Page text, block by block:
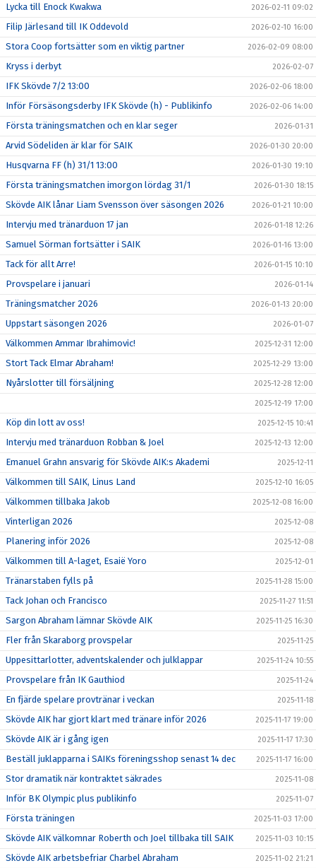
Lycka till Enock Kwakwa 2026-02-11 09:02
Filip Järlesand till IK Oddevold 2026-02-10 16:00
Stora Coop fortsätter som en viktig partner 2026-02-09 08:00
Kryss i derbyt 2026-02-07
IFK Skövde 7/2 13:00 2026-02-06 18:00
Inför Försäsongsderby IFK Skövde (h) - Publikinfo 2026-02-06 14:00
Första träningsmatchen och en klar seger 2026-01-31
Arvid Södeliden är klar för SAIK 2026-01-30 20:00
Husqvarna FF (h) 31/1 13:00 2026-01-30 19:10
Första träningsmatchen imorgon lördag 31/1 2026-01-30 18:15
Skövde AIK lånar Liam Svensson över säsongen 2026 2026-01-21 10:00
Intervju med tränarduon 17 jan 2026-01-18 12:26
Samuel Sörman fortsätter i SAIK 2026-01-16 13:00
Tack för allt Arre! 2026-01-15 10:10
Provspelare i januari 2026-01-14
Träningsmatcher 2026 2026-01-13 20:00
Uppstart säsongen 2026 2026-01-07
Välkommen Ammar Ibrahimovic! 2025-12-31 12:00
Stort Tack Elmar Abraham! 2025-12-29 13:00
Nyårslotter till försäljning 2025-12-28 12:00
2025-12-19 17:00
Köp din lott av oss! 2025-12-15 10:41
Intervju med tränarduon Robban & Joel 2025-12-13 12:00
Emanuel Grahn ansvarig för Skövde AIK:s Akademi 2025-12-11
Välkommen till SAIK, Linus Land 2025-12-10 16:05
Välkommen tillbaka Jakob 2025-12-08 16:00
Vinterligan 2026 2025-12-08
Planering inför 2026 2025-12-08
Välkommen till A-laget, Esaië Yoro 2025-12-01
Tränarstaben fylls på 2025-11-28 15:00
Tack Johan och Francisco 2025-11-27 11:51
Sargon Abraham lämnar Skövde AIK 2025-11-25 16:30
Fler från Skaraborg provspelar 2025-11-25
Uppesittarlotter, adventskalender och julklappar 2025-11-24 10:55
Provspelare från IK Gauthiod 2025-11-24
En fjärde spelare provtränar i veckan 2025-11-18
Skövde AIK har gjort klart med tränare inför 2026 2025-11-17 19:00
Skövde AIK är i gång igen 2025-11-17 17:30
Beställ juklapparna i SAIKs föreningsshop senast 14 dec 2025-11-17 16:00
Stor dramatik när kontraktet säkrades 2025-11-08
Inför BK Olympic plus publikinfo 2025-11-07
Första träningen 2025-11-03 17:00
Skövde AIK välkomnar Roberth och Joel tillbaka till SAIK 2025-11-03 10:15
Skövde AIK arbetsbefriar Charbel Abraham 2025-11-02 21:21